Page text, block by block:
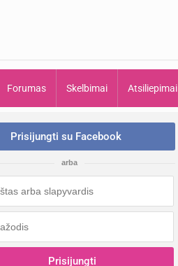
Forumas Skelbimai Atsiliepimai
Prisijungti su Facebook
arba
Prisijungti